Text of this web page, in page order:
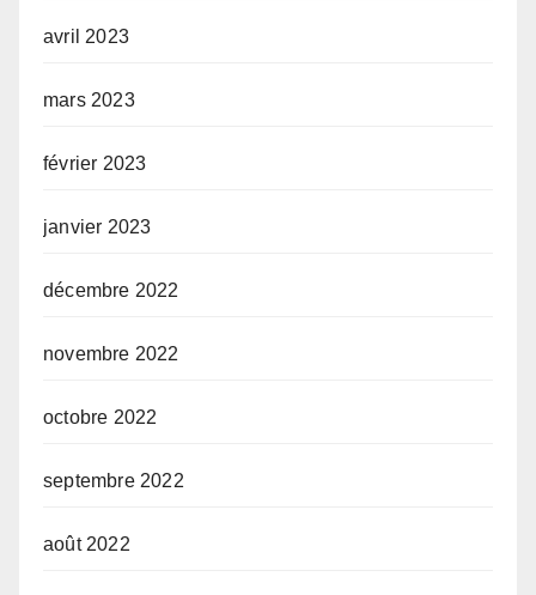
avril 2023
mars 2023
février 2023
janvier 2023
décembre 2022
novembre 2022
octobre 2022
septembre 2022
août 2022